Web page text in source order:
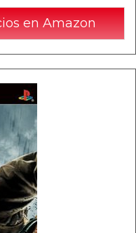
en Amazon